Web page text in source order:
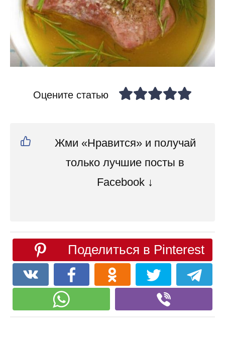
Оцените статью
Жми «Нравится» и получай
только лучшие посты в
Facebook ↓
Поделиться в Pinterest